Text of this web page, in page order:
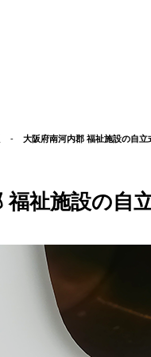
- 大阪府南河内郡 福祉施設の自立
福祉施設の自